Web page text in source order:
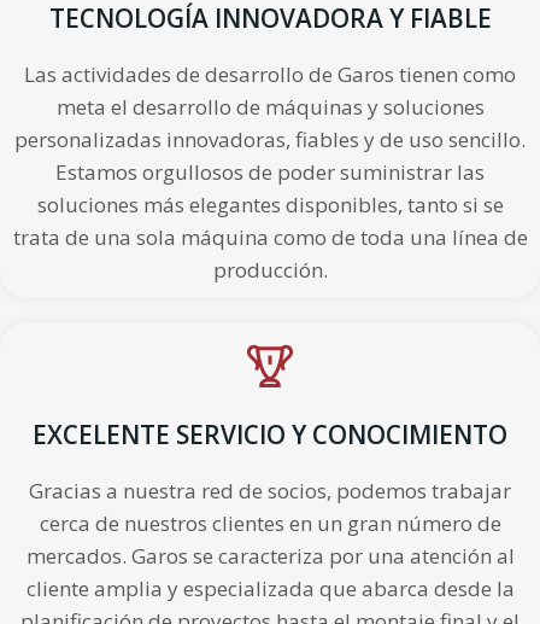
TECNOLOGÍA INNOVADORA Y FIABLE
Las actividades de desarrollo de Garos tienen como
meta el desarrollo de máquinas y soluciones
personalizadas innovadoras, fiables y de uso sencillo.
Estamos orgullosos de poder suministrar las
soluciones más elegantes disponibles, tanto si se
trata de una sola máquina como de toda una línea de
producción.
EXCELENTE SERVICIO Y CONOCIMIENTO
Gracias a nuestra red de socios, podemos trabajar
cerca de nuestros clientes en un gran número de
mercados. Garos se caracteriza por una atención al
cliente amplia y especializada que abarca desde la